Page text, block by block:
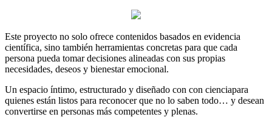
Este proyecto no solo ofrece contenidos basados en evidencia
científica, sino también herramientas concretas para que cada
persona pueda tomar decisiones alineadas con sus propias
necesidades, deseos y bienestar emocional.
Un espacio íntimo, estructurado y diseñado con con cienciapara
quienes están listos para reconocer que no lo saben todo… y desean
convertirse en personas más competentes y plenas.